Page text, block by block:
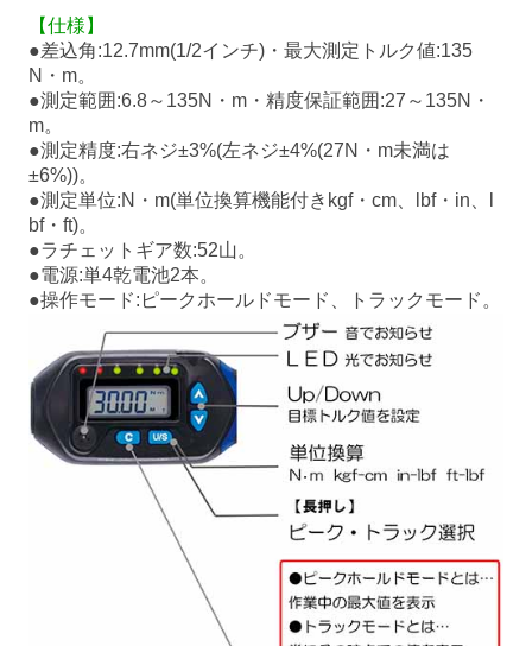
【仕様】
●差込角:12.7mm(1/2インチ)・最大測定トルク値:135
N・m。
●測定範囲:6.8～135N・m・精度保証範囲:27～135N・
m。
●測定精度:右ネジ±3%(左ネジ±4%(27N・m未満は
±6%))。
●測定単位:N・m(単位換算機能付きkgf・cm、lbf・in、l
bf・ft)。
●ラチェットギア数:52山。
●電源:単4乾電池2本。
●操作モード:ピークホールドモード、トラックモード。